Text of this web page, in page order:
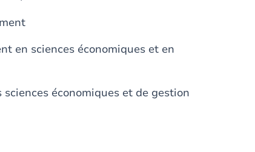
en sciences économiques et en
économiques et de gestion